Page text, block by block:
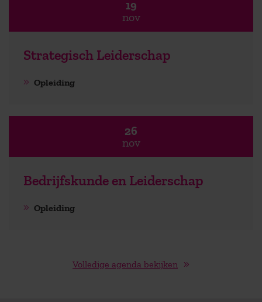
19
nov
Strategisch Leiderschap
Opleiding
26
nov
Bedrijfskunde en Leiderschap
Opleiding
Volledige agenda bekijken